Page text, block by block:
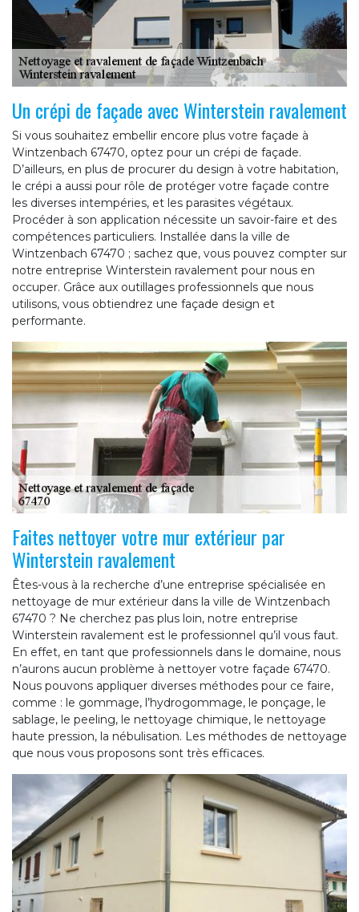
Un crépi de façade avec Winterstein ravalement
Si vous souhaitez embellir encore plus votre façade à
Wintzenbach 67470, optez pour un crépi de façade.
D’ailleurs, en plus de procurer du design à votre habitation,
le crépi a aussi pour rôle de protéger votre façade contre
les diverses intempéries, et les parasites végétaux.
Procéder à son application nécessite un savoir-faire et des
compétences particuliers. Installée dans la ville de
Wintzenbach 67470 ; sachez que, vous pouvez compter sur
notre entreprise Winterstein ravalement pour nous en
occuper. Grâce aux outillages professionnels que nous
utilisons, vous obtiendrez une façade design et
performante.
Faites nettoyer votre mur extérieur par
Winterstein ravalement
Êtes-vous à la recherche d’une entreprise spécialisée en
nettoyage de mur extérieur dans la ville de Wintzenbach
67470 ? Ne cherchez pas plus loin, notre entreprise
Winterstein ravalement est le professionnel qu’il vous faut.
En effet, en tant que professionnels dans le domaine, nous
n’aurons aucun problème à nettoyer votre façade 67470.
Nous pouvons appliquer diverses méthodes pour ce faire,
comme : le gommage, l’hydrogommage, le ponçage, le
sablage, le peeling, le nettoyage chimique, le nettoyage
haute pression, la nébulisation. Les méthodes de nettoyage
que nous vous proposons sont très efficaces.